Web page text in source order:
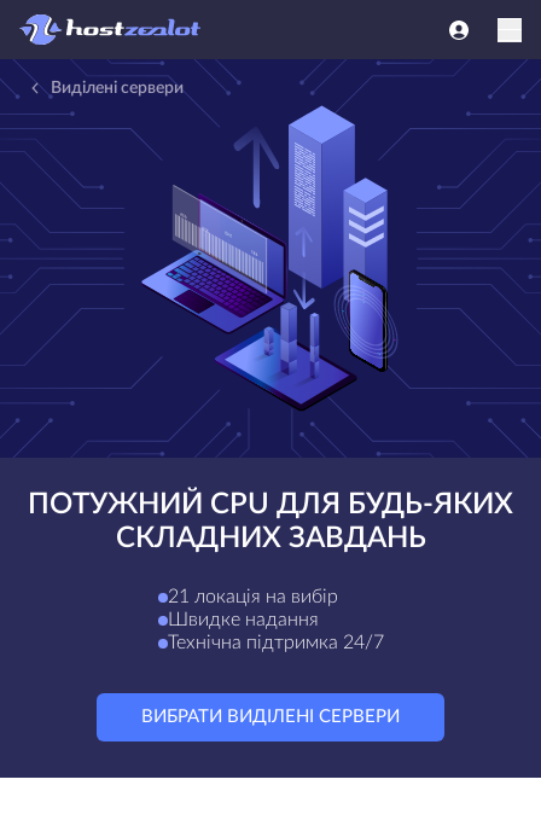
Виділені сервери
ПОТУЖНИЙ CPU ДЛЯ БУДЬ-ЯКИХ
СКЛАДНИХ ЗАВДАНЬ
21 локація на вибір
Швидке надання
Технічна підтримка 24/7
ВИБРАТИ ВИДІЛЕНІ СЕРВЕРИ